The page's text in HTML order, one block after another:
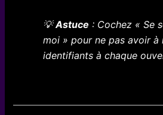
💡Astuce : Cochez « Se
moi » pour ne pas avoir à
identifiants à chaque